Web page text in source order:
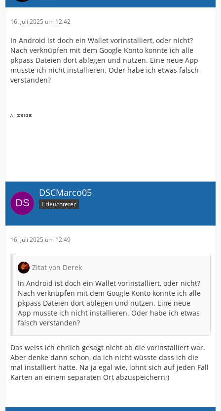
16. Juli 2025 um 12:42
In Android ist doch ein Wallet vorinstalliert, oder nicht?
Nach verknüpfen mit dem Google Konto konnte ich alle
pkpass Dateien dort ablegen und nutzen. Eine neue App
musste ich nicht installieren. Oder habe ich etwas falsch
verstanden?
DSCMarco05
Erleuchteter
16. Juli 2025 um 12:49
Zitat von Derek
In Android ist doch ein Wallet vorinstalliert, oder nicht?
Nach verknüpfen mit dem Google Konto konnte ich alle
pkpass Dateien dort ablegen und nutzen. Eine neue
App musste ich nicht installieren. Oder habe ich etwas
falsch verstanden?
Das weiss ich ehrlich gesagt nicht ob die vorinstalliert war.
Aber denke dann schon, da ich nicht wüsste dass ich die
mal installiert hatte. Na ja egal wie, lohnt sich auf jeden Fall
Karten an einem separaten Ort abzuspeichern;)